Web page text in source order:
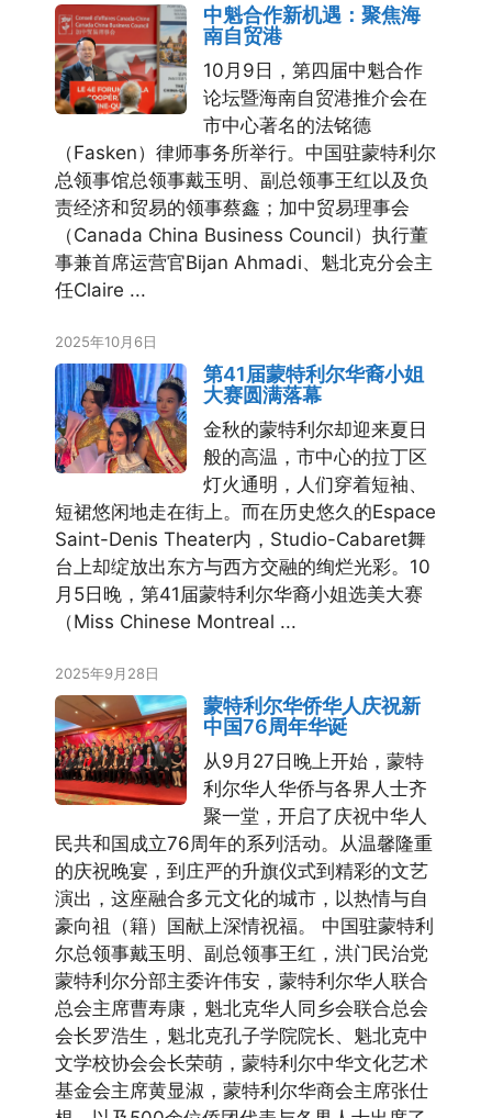
中魁合作新机遇：聚焦海
南自贸港
10月9日，第四届中魁合作
论坛暨海南自贸港推介会在
市中心著名的法铭德
（Fasken）律师事务所举行。中国驻蒙特利尔
总领事馆总领事戴玉明、副总领事王红以及负
责经济和贸易的领事蔡鑫；加中贸易理事会
（Canada China Business Council）执行董
事兼首席运营官Bijan Ahmadi、魁北克分会主
任Claire ...
2025年10月6日
第41届蒙特利尔华裔小姐
大赛圆满落幕
金秋的蒙特利尔却迎来夏日
般的高温，市中心的拉丁区
灯火通明，人们穿着短袖、
短裙悠闲地走在街上。而在历史悠久的Espace
Saint-Denis Theater内，Studio-Cabaret舞
台上却绽放出东方与西方交融的绚烂光彩。10
月5日晚，第41届蒙特利尔华裔小姐选美大赛
（Miss Chinese Montreal ...
2025年9月28日
蒙特利尔华侨华人庆祝新
中国76周年华诞
从9月27日晚上开始，蒙特
利尔华人华侨与各界人士齐
聚一堂，开启了庆祝中华人
民共和国成立76周年的系列活动。从温馨隆重
的庆祝晚宴，到庄严的升旗仪式到精彩的文艺
演出，这座融合多元文化的城市，以热情与自
豪向祖（籍）国献上深情祝福。 中国驻蒙特利
尔总领事戴玉明、副总领事王红，洪门民治党
蒙特利尔分部主委许伟安，蒙特利尔华人联合
总会主席曹寿康，魁北克华人同乡会联合总会
会长罗浩生，魁北克孔子学院院长、魁北克中
文学校协会会长荣萌，蒙特利尔中华文化艺术
基金会主席黄显淑，蒙特利尔华商会主席张仕